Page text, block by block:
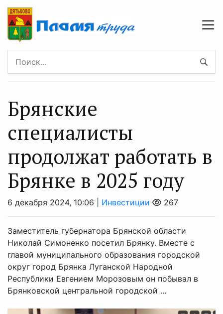
Брянские
специалисты
продолжат работать в
Брянке в 2025 году
6 декабря 2024, 10:06 | Инвестиции 267
Заместитель губернатора Брянской области
Николай Симоненко посетил Брянку. Вместе с
главой муниципального образования городской
округ город Брянка Луганской Народной
Республики Евгением Морозовым он побывал в
Брянковской центральной городской ...